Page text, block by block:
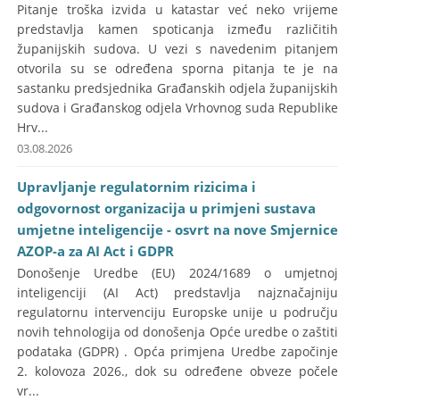
Pitanje troška izvida u katastar već neko vrijeme
predstavlja kamen spoticanja između različitih
županijskih sudova. U vezi s navedenim pitanjem
otvorila su se određena sporna pitanja te je na
sastanku predsjednika Građanskih odjela županijskih
sudova i Građanskog odjela Vrhovnog suda Republike
Hrv...
03.08.2026
Upravljanje regulatornim rizicima i
odgovornost organizacija u primjeni sustava
umjetne inteligencije - osvrt na nove Smjernice
AZOP-a za AI Act i GDPR
Donošenje Uredbe (EU) 2024/1689 o umjetnoj
inteligenciji (AI Act) predstavlja najznačajniju
regulatornu intervenciju Europske unije u području
novih tehnologija od donošenja Opće uredbe o zaštiti
podataka (GDPR) . Opća primjena Uredbe započinje
2. kolovoza 2026., dok su određene obveze počele
vr...